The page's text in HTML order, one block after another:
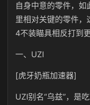
自身中意的零件，
里相对关键的零件
4不装瞄具相反打到更
一、UZI
[虎牙奶瓶加速器]
UZI别名“乌兹”，是